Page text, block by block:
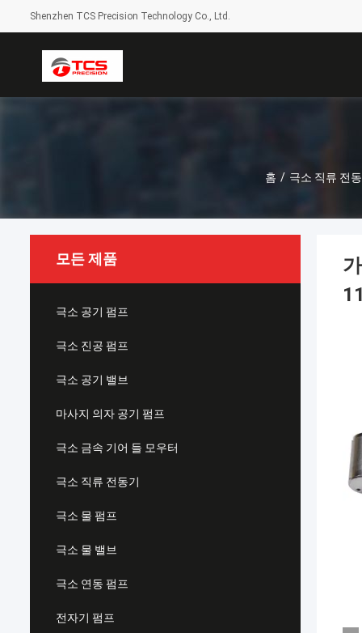
Shenzhen TCS Precision Technology Co., Ltd.
홈 / 극소 직류 전
모든 제품
극소 공기 펌프
극소 진공 펌프
극소 공기 밸브
마사지 의자 공기 펌프
극소 금속 기어 들 모우터
극소 직류 전동기
극소 물 펌프
극소 물 밸브
극소 연동 펌프
전자기 펌프